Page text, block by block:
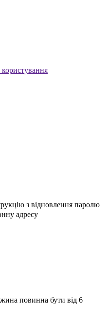
з відновлення паролю
адресу
повинна бути від 6